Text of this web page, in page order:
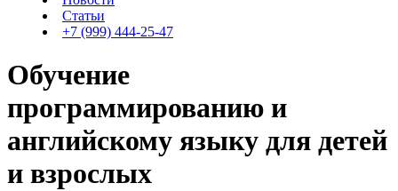
Статьи
+7 (999) 444-25-47
Обучение
программированию и
английскому языку для детей
и взрослых